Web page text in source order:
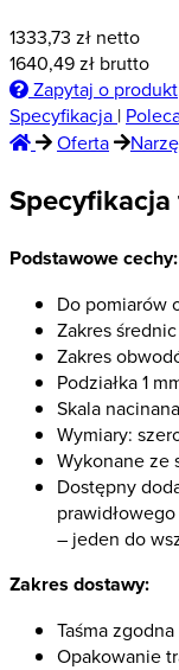
1333,73 zł netto
1640,49zł brutto
Zapytaj o produkt
Specyfikacja |
Oferta
Podstawowe cechy:
Do pomiarów
Zakres
Zakres
Podziałka 1
Skala
Wymiary:
Wykonane ze
Dostępny
– jeden do
Zakres dostawy:
Taśma
Opakowanie